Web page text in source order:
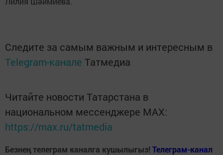
Следите за самым важным и интересным в
Telegram-канале Татмедиа
Читайте новости Татарстана в
национальном мессенджере MАХ:
https://max.ru/tatmedia
Безнең телеграм каналга кушылыгыз! Телеграм-канал